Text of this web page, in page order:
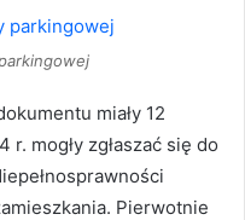
miały 12
r. mogły zgłaszać się do
Pierwotnie